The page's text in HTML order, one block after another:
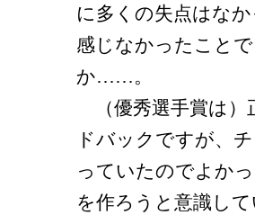
に多くの失点はな
感じなかったこと
か……。
（優秀選手賞は）
ドバックですが、
っていたのでよか
を作ろうと意識し